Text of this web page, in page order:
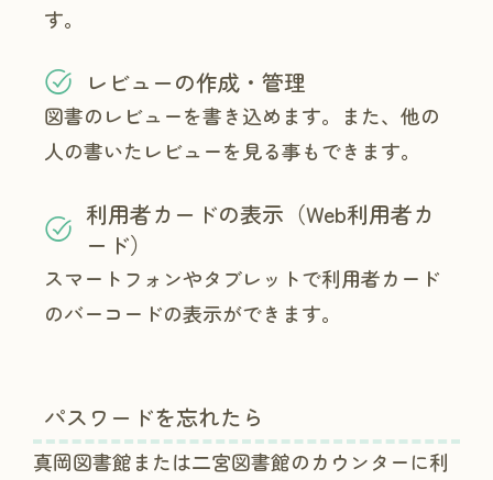
す。
レビューの作成・管理
図書のレビューを書き込めます。また、他の
人の書いたレビューを見る事もできます。
利用者カードの表示（Web利用者カ
ード）
スマートフォンやタブレットで利用者カード
のバーコードの表示ができます。
パスワードを忘れたら
真岡図書館または二宮図書館のカウンターに利